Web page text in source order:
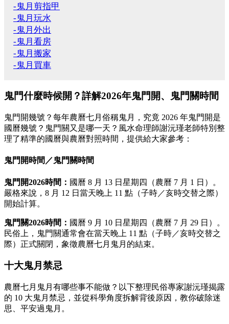
-鬼月剪指甲
-鬼月玩水
-鬼月外出
-鬼月看房
-鬼月搬家
-鬼月買車
鬼門什麼時候開？詳解2026年鬼門開、鬼門關時間
鬼門開幾號？每年農曆七月俗稱鬼月，究竟 2026 年鬼門開是
國曆幾號？鬼門關又是哪一天？風水命理師謝沅瑾老師特別整
理了精準的國曆與農曆對照時間，提供給大家參考：
鬼門開時間／鬼門關時間
鬼門開2026時間： 國曆 8 月 13 日星期四（農曆 7 月 1 日）。
嚴格來說，8 月 12 日當天晚上 11 點（子時／亥時交替之際）
開始計算。
鬼門關2026時間： 國曆 9 月 10 日星期四（農曆 7 月 29 日）。
民俗上，鬼門關通常會在當天晚上 11 點（子時／亥時交替之
際）正式關閉，象徵農曆七月鬼月的結束。
十大鬼月禁忌
農曆七月鬼月有哪些事不能做？以下整理民俗專家謝沅瑾揭露
的 10 大鬼月禁忌，並從科學角度拆解背後原因，教你破除迷
思、平安過鬼月。